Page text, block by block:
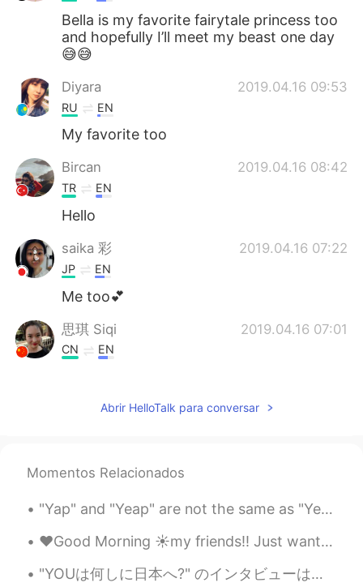
Bella is my favorite fairytale princess too
and hopefully I’ll meet my beast one day
😅😅
Diyara 2019.04.16 09:53
RU EN
My favorite too
Bircan 2019.04.16 08:42
TR EN
Hello
saika 彩 2019.04.16 07:22
JP EN
Me too💕
思琪 Siqi 2019.04.16 07:01
CN EN
2019.04.16 07:00
AR FR
😊
Yumi 2019.04.16 06:46
Abrir HelloTalk para conversar
Momentos Relacionados
"Yap" and "Yeap" are not the same as "Yep" and "Yeah". It's not common to use them, but I see a l...
❤️Good Morning ☀️my friends!! Just wanted to brighten your day by sharing some of my favorite pic...
"YOUは何しに日本へ?" のインタビューは昨夜再び再生しました! 🤩 誰かがテレビでそれを見ましたか?😅 They replayed my interview from "YOUは何しに日...